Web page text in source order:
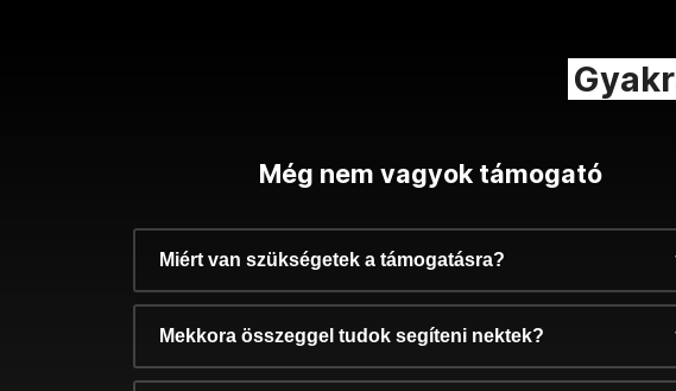
Még nem vagyok támogató
Miért van szükségetek a támogatásra?
Mekkora összeggel tudok segíteni nektek?